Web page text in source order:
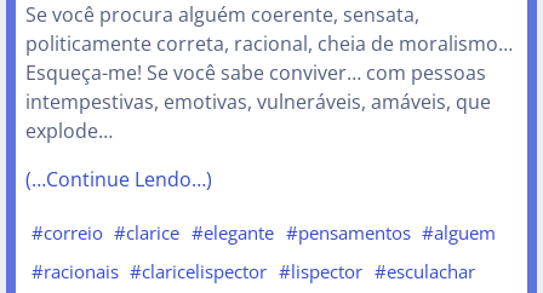
Se você procura alguém coerente, sensata,
politicamente correta, racional, cheia de moralismo…
Esqueça-me! Se você sabe conviver… com pessoas
intempestivas, emotivas, vulneráveis, amáveis, que
explode…
(…Continue Lendo…)
#correio #clarice #elegante #pensamentos #alguem
#racionais #claricelispector #lispector #esculachar